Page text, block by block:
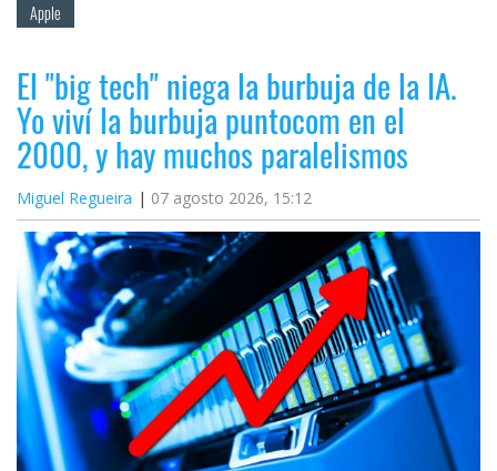
Apple
El "big tech" niega la burbuja de la IA.
Yo viví la burbuja puntocom en el
2000, y hay muchos paralelismos
Miguel Regueira 07 agosto 2026, 15:12